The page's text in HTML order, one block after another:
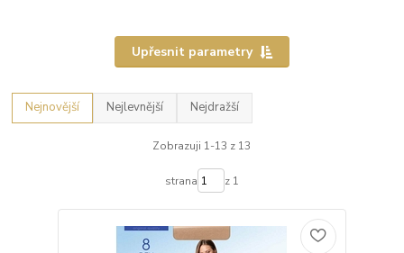
Upřesnit parametry
Nejnovější Nejlevnější Nejdražší
Zobrazuji 1-13 z 13
strana z 1